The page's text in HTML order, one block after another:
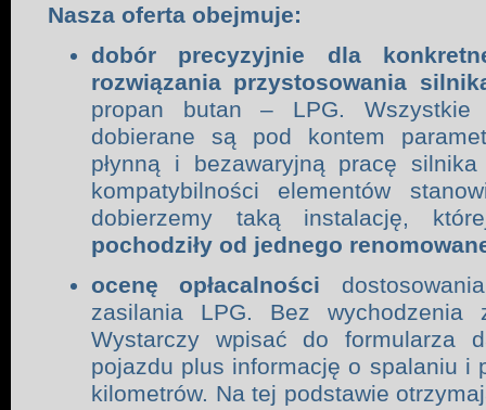
Nasza oferta obejmuje:
dobór precyzyjnie dla
rozwiązania przystosowania
propan butan – LPG. Wszystkie
dobierane są pod kontem
płynną i bezawaryjną pracę
kompatybilności elementów
dobierzemy taką instalację,
pochodziły od jednego
ocenę opłacalności
zasilania LPG. Bez
Wystarczy wpisać do formularza
pojazdu plus informację o spalaniu i
kilometrów. Na tej podstawie